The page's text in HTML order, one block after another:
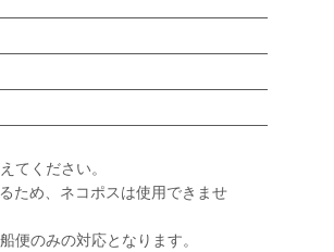
てください。
ため、ネコポスは使用できませ
便のみの対応となります。